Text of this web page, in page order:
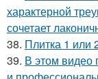
характерной
сочетает
38. Плитка 1 или
39. В этом видео